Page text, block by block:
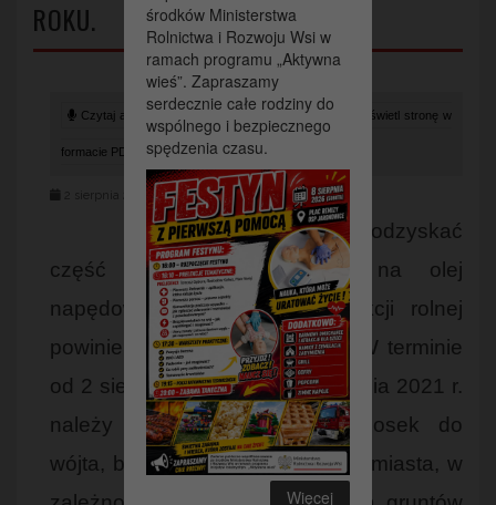
środków Ministerstwa
Rolnictwa i Rozwoju Wsi w
ramach programu „Aktywna
wieś”. Zapraszamy
serdecznie całe rodziny do
wspólnego i bezpiecznego
spędzenia czasu.
Więcej
ROKU.
Czytaj artykuł (lektor) Drukuj stronę Wyświetl stronę w
formacie PDF
Każdy rolnik, który chce odzyskać
część pieniędzy wydanych na olej
napędowy używany do produkcji rolnej
powinien zbierać faktury VAT. W terminie
od 2 sierpnia 2021 r. do 31 sierpnia 2021 r.
należy złożyć odpowiedni wniosek do
wójta, burmistrza lub prezydenta miasta, w